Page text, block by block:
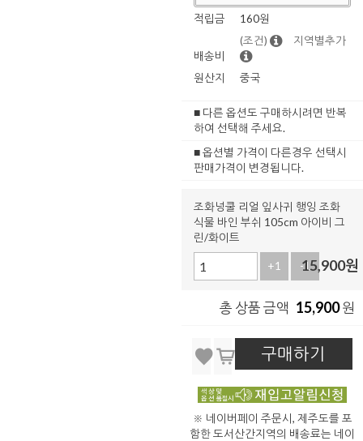
적립금
160원
배송비
(조건) 지역별추가
원산지 중국
■ 다른 옵션도 구매하시려면 반복
하여 선택해 주세요.
■ 옵션별 가격이 다른경우 선택시
판매가격이 변경됩니다.
조화넝쿨 리얼 잎사귀 행잉 조화
식물 바인 부쉬 105cm 아이비 그
린/화이트
+1 -1
15,900원
총 상품 금액 15,900원
구매하기
※ 네이버페이 주문시, 제주도를 포
함한 도서산간지역의 배송료는 네이